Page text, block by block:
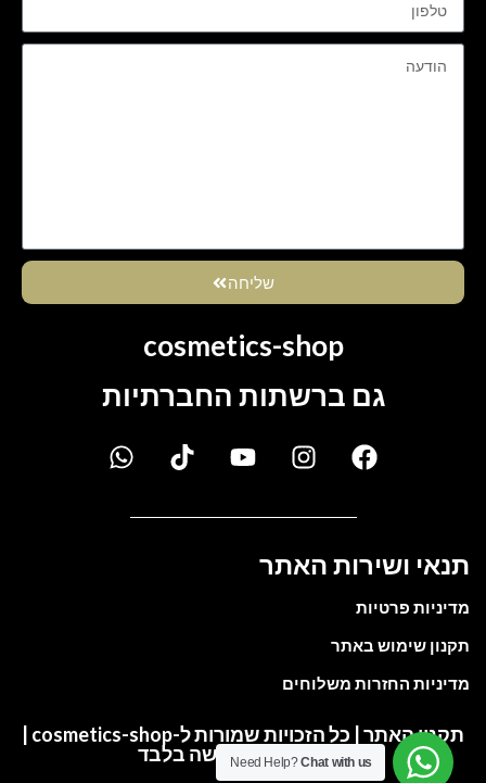
שליחה
cosmetics-shop
גם ברשתות החברתיות
תנאי ושירות האתר
מדיניות פרטיות
תקנון שימוש באתר
מדיניות החזרות משלוחים
התמונות להמחשה בלבד
Need Help?Chat with us